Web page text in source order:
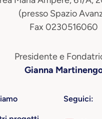
(presso Spazio
Fax 0230516060
Presidente e
Gianna
Seguici: